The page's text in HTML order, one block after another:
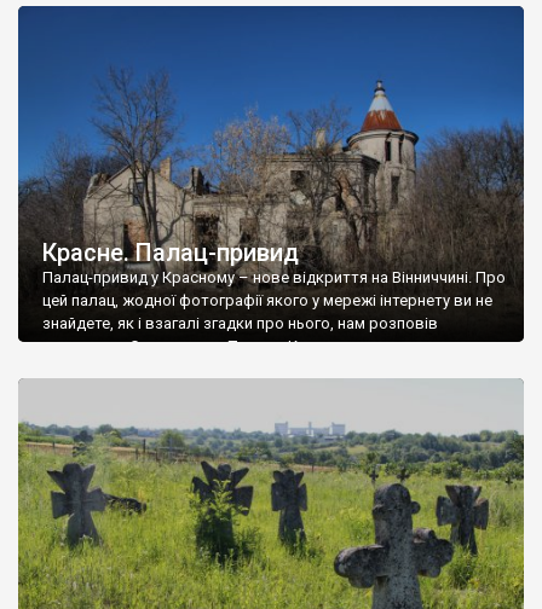
Красне. Палац-привид
Палац-привид у Красному – нове відкриття на Вінниччині. Про
цей палац, жодної фотографії якого у мережі інтернету ви не
знайдете, як і взагалі згадки про нього, нам розповів
мешканець Самгородка. Палац у Красному вразив не лише